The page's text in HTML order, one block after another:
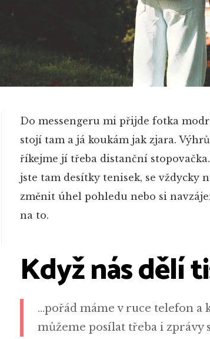
Do messengeru mi přijde fotka
stojí tam a já koukám jak zjara.
říkejme jí třeba distanční
jste tam desítky tenisek, se vždycky
změnit úhel pohledu nebo si
na to.
Když nás dělí
…pořád máme v ruce telefon a
můžeme posílat třeba i zprávy